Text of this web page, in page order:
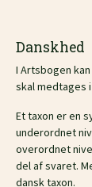
Danskhed
I Artsbogen
skal medtages
Et taxon er en
underordnet
overordnet
del af svaret.
dansk taxon.